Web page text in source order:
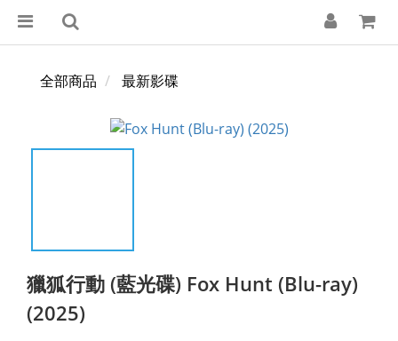
全部商品 最新影碟
獵狐行動 (藍光碟) Fox Hunt (Blu-ray)
(2025)